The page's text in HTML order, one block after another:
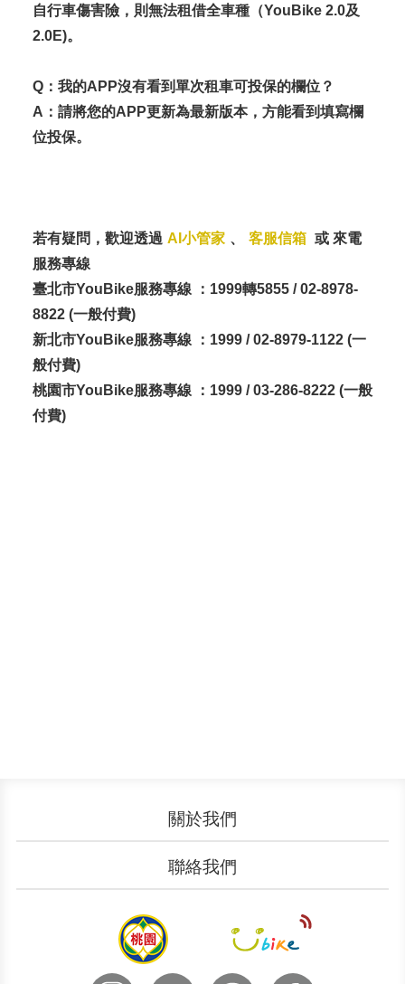
自行車傷害險，則無法租借全車種（YouBike 2.0及
2.0E)。
Q：我的APP沒有看到單次租車可投保的欄位？
A：請將您的APP更新為最新版本，方能看到填寫欄
位投保。
若有疑問，歡迎透過 AI小管家 、 客服信箱 或 來電
服務專線
臺北市YouBike服務專線 ：1999轉5855 / 02-8978-
8822 (一般付費)
新北市YouBike服務專線 ：1999 / 02-8979-1122 (一
般付費)
桃園市YouBike服務專線 ：1999 / 03-286-8222 (一般
付費)
關於我們
文件下載 加入我們
聯絡我們
申請表單